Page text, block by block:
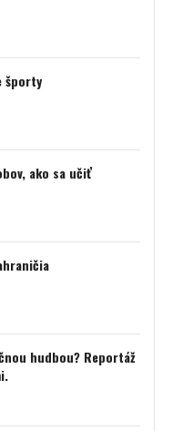
športy
ako sa učiť
hudbou? Reportáž